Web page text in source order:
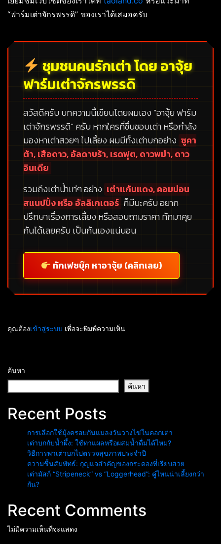
“ฟาร์มเต่าจักรพรรดิ” ของเราได้เสมอครับ
ชุมชนคนรักเต่า โดย อาจุ้ย
ฟาร์มเต่าจักรพรรดิ
สวัสดีครับ บทความนี้เขียนโดยผมเอง “อาจุ้ย ฟาร์ม
เต่าจักรพรรดิ”ครับ หากใครที่ชื่นชอบเต่า หรือกำลัง
มองหาเต่าสวยๆ ไปเลี้ยง ผมมีทั้งเต่าบกอย่าง ซูคา
ต้า, เสือดาว, อัลดาบร้า, เรดฟุต, ดาวพม่า, ดาว
อินเดีย
รวมถึงเต่าน้ำเท่ๆ อย่าง เต่าแก้มแดง, คอมม่อน
สแนปปิ้ง หรือ อัลลิเกเตอร์ ก็มีนะครับ อยาก
ปรึกษาเรื่องการเลี้ยง หรือสอบถามราคา ทักมาคุย
กันได้เลยครับ เป็นกันเองแน่นอน
ทักเฟซบุ๊ค หาอาจุ้ย (คลิกเลย)
คุณต้องเข้าสู่ระบบ เพื่อจะพิมพ์ความเห็น
ค้นหา
ค้นหา
Recent Posts
การเลือกใช้มุ้งครอบกันแมลงวันวางไข่ในคอกเต่า
เต่าบกกับน้ำผึ้ง: ใช้ทาแผลหรือผสมน้ำดื่มได้ไหม?
วิธีการพาเต่าบกไปตรวจสุขภาพประจำปี
ความชื้นสัมพัทธ์: กุญแจสำคัญของกระดองที่เรียบสวย
เต่ามัสก์ “Stripeneck” vs “Loggerhead”: คู่ไหนน่าเลี้ยงกว่า
กัน?
Recent Comments
ไม่มีความเห็นที่จะแสดง